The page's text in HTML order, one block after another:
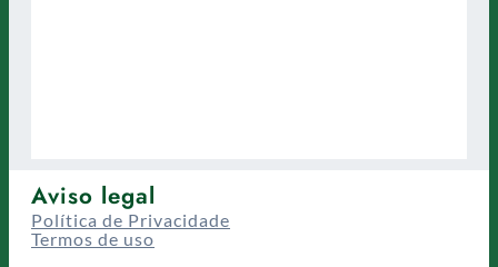
Aviso legal
Política de Privacidade
Termos de uso